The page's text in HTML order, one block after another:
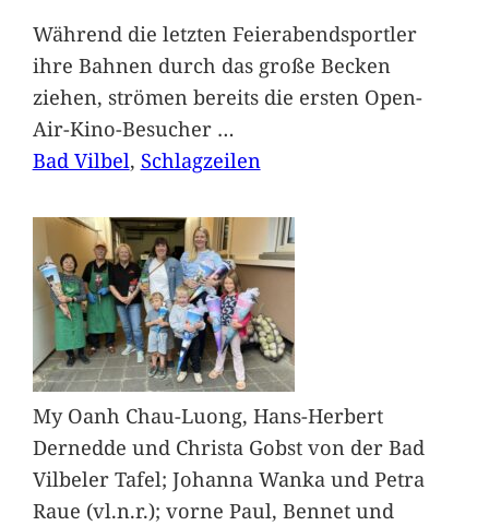
Während die letzten Feierabendsportler
ihre Bahnen durch das große Becken
ziehen, strömen bereits die ersten Open-
Air-Kino-Besucher …
Bad Vilbel, Schlagzeilen
My Oanh Chau-Luong, Hans-Herbert
Dernedde und Christa Gobst von der Bad
Vilbeler Tafel; Johanna Wanka und Petra
Raue (vl.n.r.); vorne Paul, Bennet und